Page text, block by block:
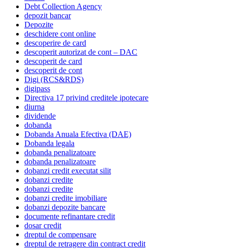
Debt Collection Agency
depozit bancar
Depozite
deschidere cont online
descoperire de card
descoperit autorizat de cont – DAC
descoperit de card
descoperit de cont
Digi (RCS&RDS)
digipass
Directiva 17 privind creditele ipotecare
diurna
dividende
dobanda
Dobanda Anuala Efectiva (DAE)
Dobanda legala
dobanda penalizatoare
dobanda penalizatoare
dobanzi credit executat silit
dobanzi credite
dobanzi credite
dobanzi credite imobiliare
dobanzi depozite bancare
documente refinantare credit
dosar credit
dreptul de compensare
dreptul de retragere din contract credit